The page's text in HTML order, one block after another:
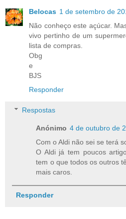
Belocas 1 de setembro de
Não conheço este açúcar.
vivo pertinho de um
lista de compras.
Obg
e
BJS
Responder
Respostas
Anónimo 4 de outubro de
Com o Aldi não sei se terá
O Aldi já tem poucos
tem o que todos os outros
mais caros.
Responder